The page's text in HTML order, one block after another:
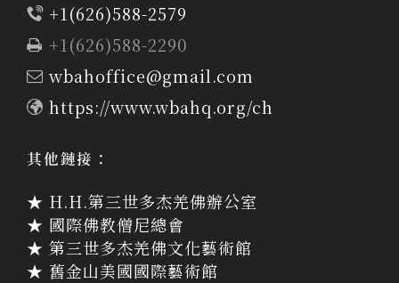
+1(626)588-2579
+1(626)588-2290
wbahoffice@gmail.com
https://www.wbahq.org/ch
其他鏈接：
★ H.H.第三世多杰羌佛辦公室
★ 國際佛教僧尼總會
★ 第三世多杰羌佛文化藝術館
★ 舊金山美國國際藝術館